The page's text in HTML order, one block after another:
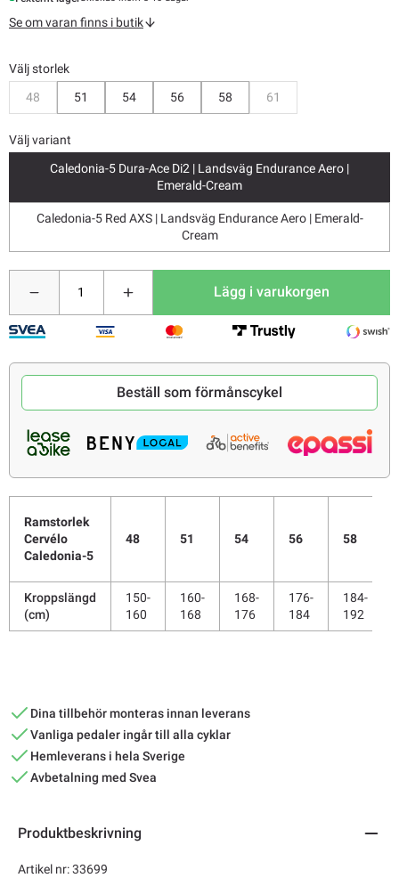
Se om varan finns i butik
Välj storlek
48
51 54 56 58 61
Välj variant
Caledonia-5 Dura-Ace Di2 | Landsväg Endurance Aero |
Emerald-Cream
Caledonia-5 Red AXS | Landsväg Endurance Aero | Emerald-
Cream
Lägg i varukorgen
Beställ som förmånscykel
Ramstorlek
Cervélo
Caledonia-5
48 51 54 56 58
Kroppslängd
(cm)
150-
160
160-
168
168-
176
176-
184
184-
192
Dina tillbehör monteras innan leverans
Vanliga pedaler ingår till alla cyklar
Hemleverans i hela Sverige
Avbetalning med Svea
Produktbeskrivning
Artikel nr: 33699